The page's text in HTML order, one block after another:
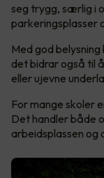
seg trygg, særlig i
parkeringsplasser
Med god
det bidrar også til
eller ujevne
For mange skoler
Det handler både
arbeidsplassen og